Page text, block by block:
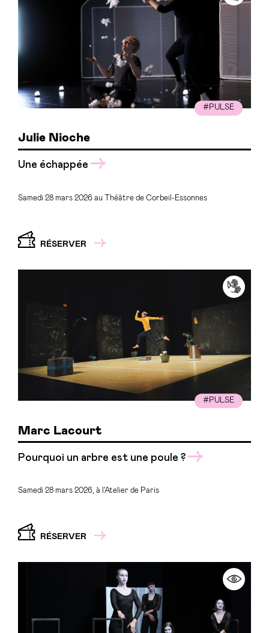
#PULSE
Julie Nioche
Une échappée
Samedi 28 mars 2026 au Théâtre de Corbeil-Essonnes
RÉSERVER
#PULSE
Marc Lacourt
Pourquoi un arbre est une poule ?
Samedi 28 mars 2026, à l'Atelier de Paris
RÉSERVER